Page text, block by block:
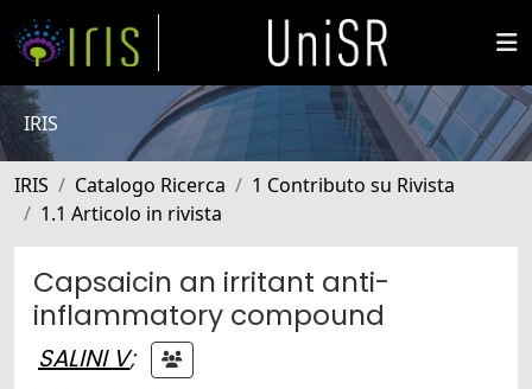
IRIS
IRIS Catalogo Ricerca
1 Contributo su Rivista
1.1 Articolo in rivista
Capsaicin an irritant anti-
inflammatory compound
SALINI V;